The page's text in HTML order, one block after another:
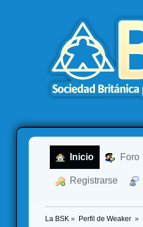
Inicio Foro
Registrarse
La BSK » Perfil de Weaker »